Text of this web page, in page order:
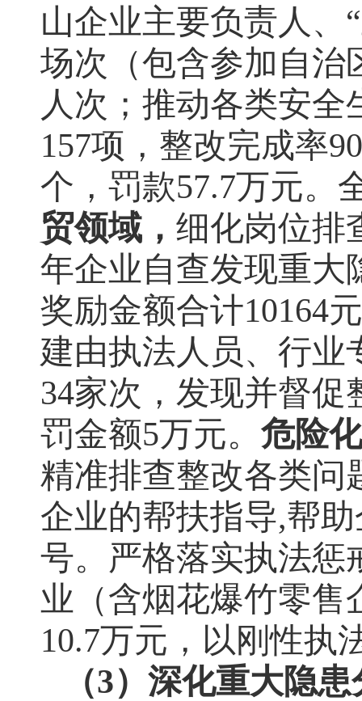
山企业主要负责人、
场次（包含参加自治
人次；推动各类安全
157项，整改完成率
个，罚款57.7万元。
贸领域， 细化岗位排
年企业自查发现重大
奖励金额合计10164
建由执法人员、行业
34家次，发现并督促
罚金额5万元。 危险
精准排查整改各类问
企业的帮扶指导,帮
号。严格落实执法惩
业（含烟花爆竹零售
10.7万元，以刚性执
（3）深化重大隐